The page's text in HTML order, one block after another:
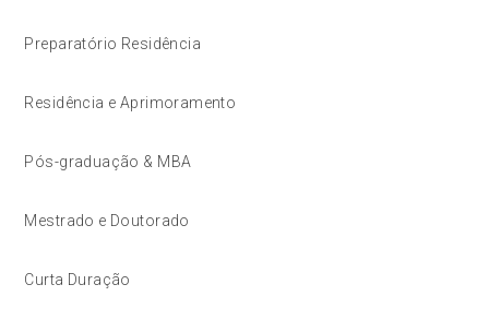
Preparatório Residência
Residência e Aprimoramento
Pós-graduação & MBA
Mestrado e Doutorado
Curta Duração